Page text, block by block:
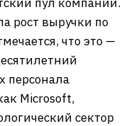
рост выручки по
что это —
персонала
Microsoft,
сектор